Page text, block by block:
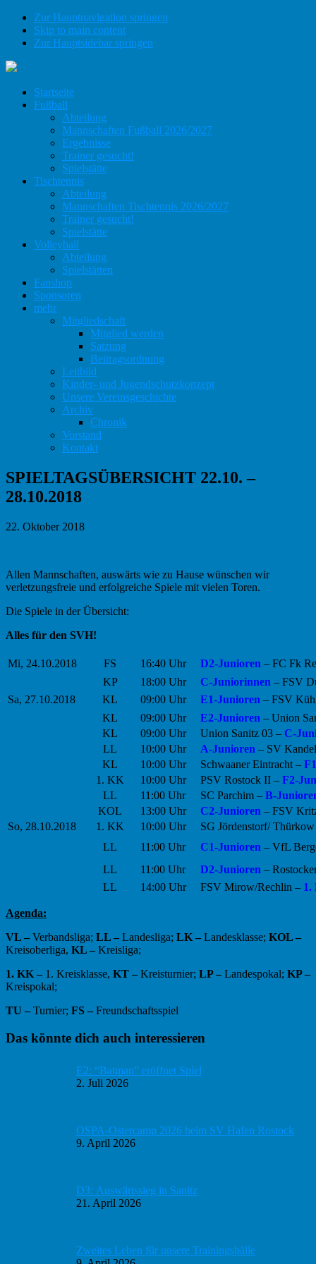
Zur Hauptnavigation springen
Skip to main content
Zur Hauptsidebar springen
Startseite
Fußball
Abteilung
Mannschaften Fußball 2026/2027
Ergebnisse
Trainer gesucht!
Spielstätte
Tischtennis
Abteilung
Mannschaften Tischtennis 2026/2027
Trainer gesucht!
Spielstätte
Volleyball
Abteilung
Spielstätten
Fanshop
Sponsoren
mehr
Mitgliedschaft
Mitglied werden
Satzung
Beitragsordnung
Leitbild
Kinder- und Jugendschutzkonzept
Unsere Vereinsgeschichte
Archiv
Chronik
Vorstand
Kontakt
SPIELTAGSÜBERSICHT 22.10. –
28.10.2018
22. Oktober 2018
Allen Mannschaften, auswärts wie zu Hause wünschen wir
verletzungsfreie und erfolgreiche Spiele mit vielen Toren.
Die Spiele in der Übersicht:
Alles für den SVH!
Mi, 24.10.2018 FS 16:40 Uhr D2-Junioren – FC Fk
KP
18:00 Uhr C-Juniorinnen – FSV
Sa, 27.10.2018
KL 09:00 Uhr E1-Junioren – FSV
KL
09:00 Uhr E2-Junioren – Union
KL
09:00 Uhr Union Sanitz 03 – C-
LL
10:00 Uhr A-Junioren – SV
KL
10:00 Uhr Schwaaner Eintracht –
1. KK
10:00 Uhr PSV Rostock II – F2-
LL
11:00 Uhr SC Parchim – B-
KOL
13:00 Uhr C2-Junioren – FSV
So, 28.10.2018
1. KK 10:00 Uhr
SG Jördenstorf/
LL
11:00 Uhr C1-Junioren – VfL
LL
11:00 Uhr D2-Junioren –
LL
14:00 Uhr FSV Mirow/Rechlin – 1.
Agenda:
VL – Verbandsliga; LL – Landesliga; LK – Landesklasse; KOL –
Kreisoberliga, KL – Kreisliga;
1. KK – 1. Kreisklasse, KT – Kreisturnier; LP – Landespokal; KP –
Kreispokal;
TU – Turnier; FS – Freundschaftsspiel
Haupt-
Das könnte dich auch interessieren
E2: “Batman” eröffnet Spiel
2. Juli 2026
OSPA-Ostercamp 2026 beim SV Hafen Rostock
9. April 2026
D3: Auswärtssieg in Sanitz
21. April 2026
Zweites Leben für unsere Trainingsbälle